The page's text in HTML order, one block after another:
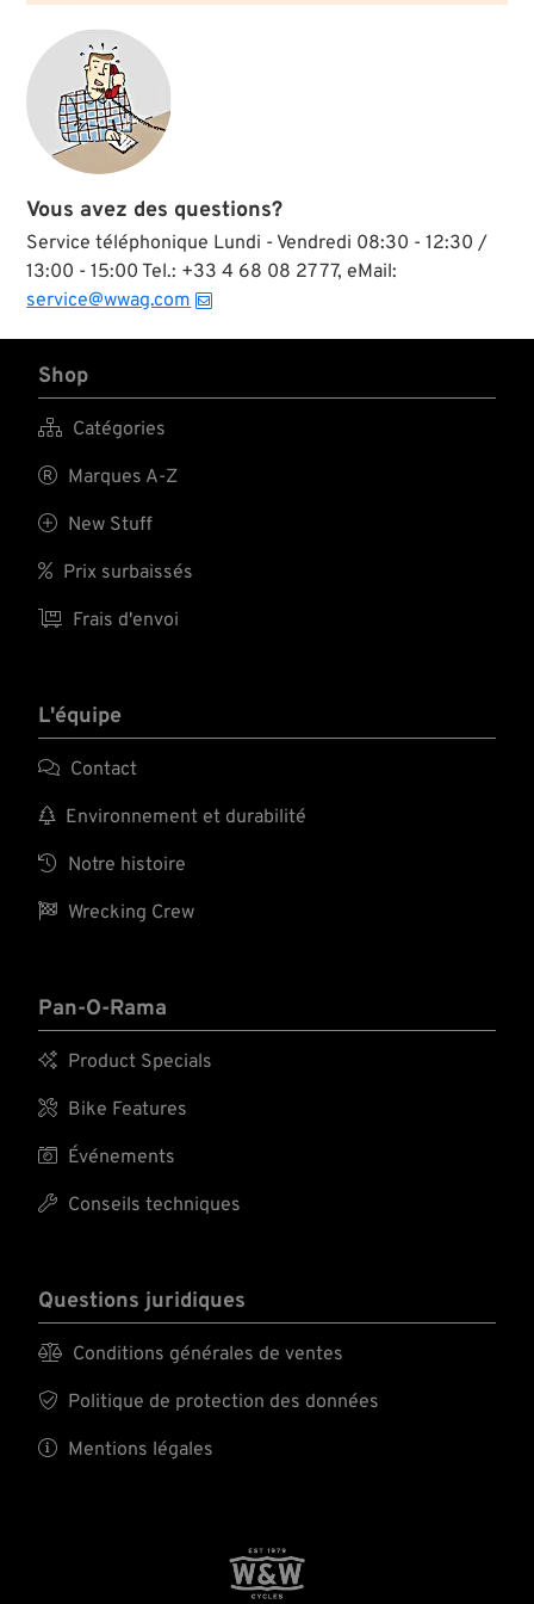
Vous avez des questions?
Service téléphonique Lundi - Vendredi 08:30 - 12:30 /
13:00 - 15:00 Tel.: +33 4 68 08 27 77, eMail:
service@wwag.com
Shop
 Catégories
 Marques A-Z
 New Stuff
 Prix surbaissés
 Frais d'envoi
L'équipe
 Contact
 Environnement et durabilité
 Notre histoire
 Wrecking Crew
Pan-O-Rama
 Product Specials
 Bike Features
 Événements
 Conseils techniques
Questions juridiques
 Conditions générales de ventes
 Politique de protection des données
 Mentions légales